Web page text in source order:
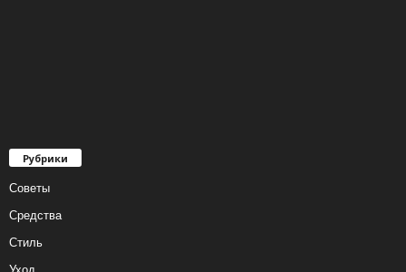
Рубрики
Советы
Средства
Стиль